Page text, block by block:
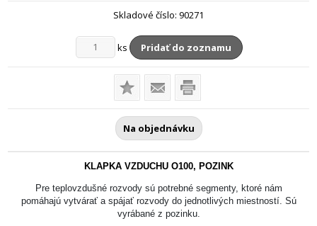
Skladové číslo: 90271
ks Pridať do zoznamu
Na objednávku
KLAPKA VZDUCHU O100, POZINK
Pre teplovzdušné rozvody sú potrebné segmenty, ktoré nám
pomáhajú vytvárať a spájať rozvody do jednotlivých miestností. Sú
vyrábané z pozinku.